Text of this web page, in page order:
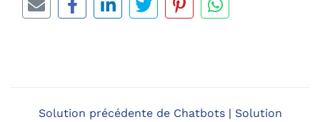
Solution précédente de Chatbots | Solution